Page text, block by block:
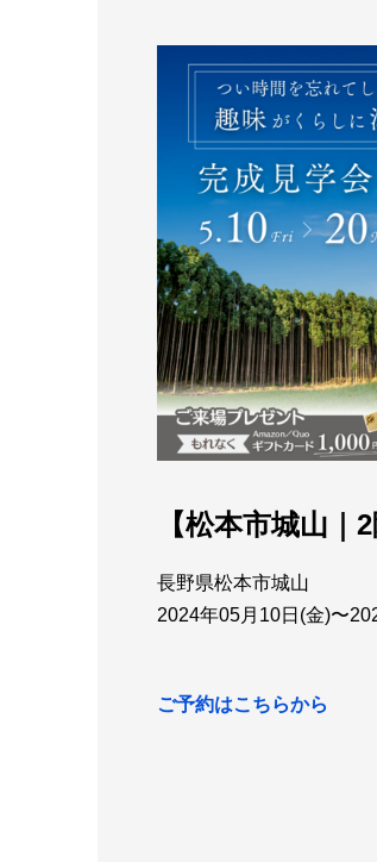
【松本市城山
長野県松本市城山
2024年05月10日(金)〜
ご予約はこちらから